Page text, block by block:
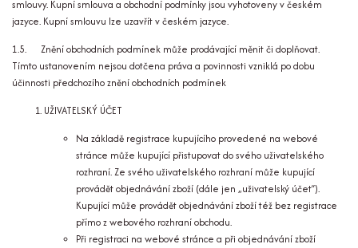
smlouvy. Kupní smlouva a obchodní podmínky jsou vyhotoveny v českém
jazyce. Kupní smlouvu lze uzavřít v českém jazyce.
1.5. Znění obchodních podmínek může prodávající měnit či doplňovat.
Tímto ustanovením nejsou dotčena práva a povinnosti vzniklá po dobu
účinnosti předchozího znění obchodních podmínek
UŽIVATELSKÝ ÚČET
Na základě registrace kupujícího provedené na webové
stránce může kupující přistupovat do svého uživatelského
rozhraní. Ze svého uživatelského rozhraní může kupující
provádět objednávání zboží (dále jen „uživatelský účet“).
Kupující může provádět objednávání zboží též bez registrace
přímo z webového rozhraní obchodu.
Při registraci na webové stránce a při objednávání zboží